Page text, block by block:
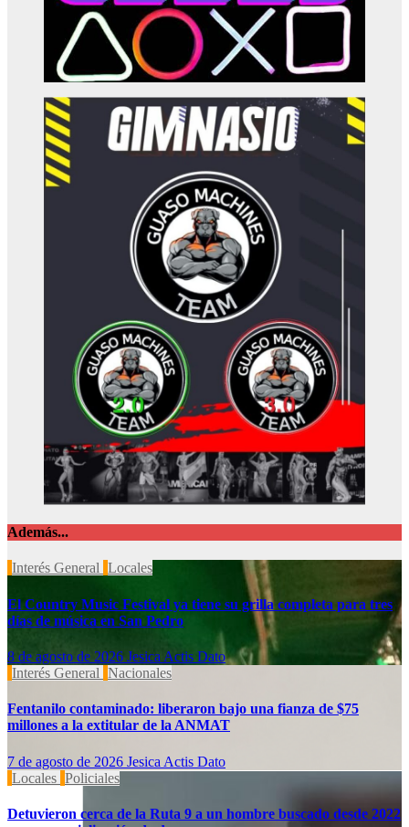
Además...
Interés General Locales
El Country Music Festival ya tiene su grilla completa para tres
días de música en San Pedro
8 de agosto de 2026 Jesica Actis Dato
Interés General Nacionales
Fentanilo contaminado: liberaron bajo una fianza de $75
millones a la extitular de la ANMAT
7 de agosto de 2026 Jesica Actis Dato
Locales Policiales
Detuvieron cerca de la Ruta 9 a un hombre buscado desde 2022